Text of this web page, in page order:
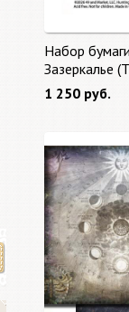
Набор
Зазеркалье
Glass) 27
1 250 руб.